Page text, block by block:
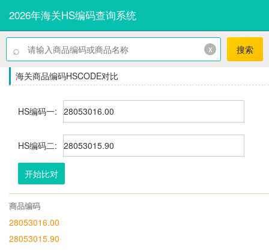
2026年海关HS编码查询系统
⌕ x 搜索
海关商品编码HSCODE对比
HS编码一:
HS编码二:
开始比对
商品编码
28053016.00
28053015.90